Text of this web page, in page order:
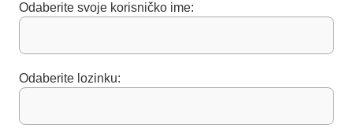
Odaberite svoje korisničko ime:
Odaberite lozinku: